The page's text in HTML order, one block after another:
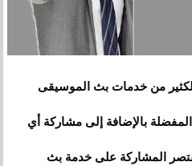
الكثير من خدمات بث الموسيقى
بالإضافة إلى مشاركة أي
المشاركة على خدمة بث